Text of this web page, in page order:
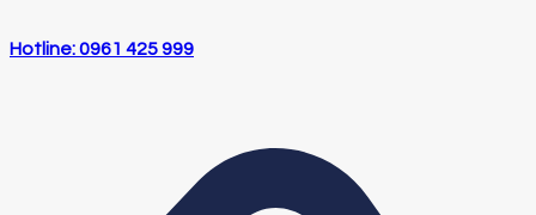
Hotline: 0961 425 999